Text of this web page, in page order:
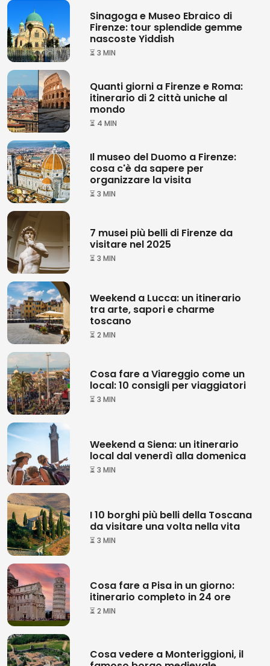
Sinagoga e Museo Ebraico di
Firenze: tour splendide gemme
nascoste Yiddish
⏳ 3 MIN
Quanti giorni a Firenze e Roma:
itinerario di 2 città uniche al
mondo
⏳ 4 MIN
Il museo del Duomo a Firenze:
cosa c'è da sapere per
organizzare la visita
⏳ 3 MIN
7 musei più belli di Firenze da
visitare nel 2025
⏳ 3 MIN
Weekend a Lucca: un itinerario
tra arte, sapori e charme
toscano
⏳ 2 MIN
Cosa fare a Viareggio come un
local: 10 consigli per viaggiatori
⏳ 3 MIN
Weekend a Siena: un itinerario
local dal venerdì alla domenica
⏳ 3 MIN
I 10 borghi più belli della Toscana
da visitare una volta nella vita
⏳ 3 MIN
Cosa fare a Pisa in un giorno:
itinerario completo in 24 ore
⏳ 2 MIN
Cosa vedere a Monteriggioni, il